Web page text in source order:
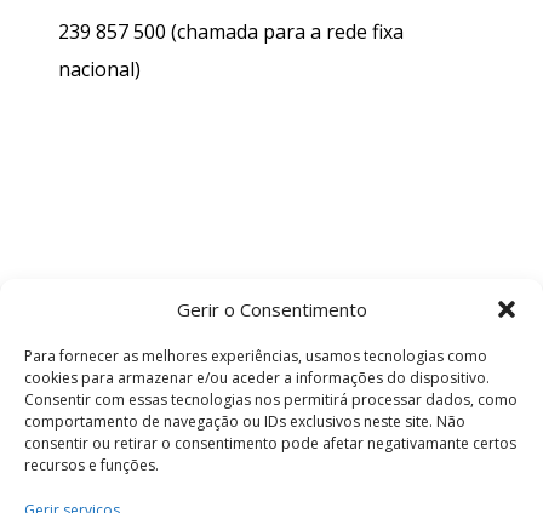
Gerir o Consentimento
Para fornecer as melhores experiências, usamos tecnologias como
cookies para armazenar e/ou aceder a informações do dispositivo.
Consentir com essas tecnologias nos permitirá processar dados, como
comportamento de navegação ou IDs exclusivos neste site. Não
consentir ou retirar o consentimento pode afetar negativamante certos
recursos e funções.
239 857 500 (chamada para a rede fixa
nacional)
Termos e Condições